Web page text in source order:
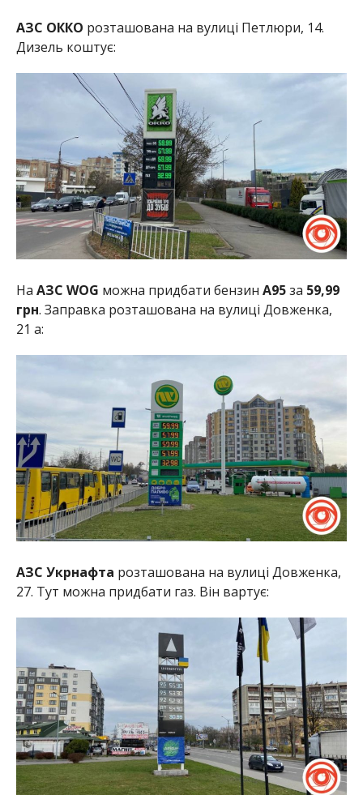
АЗС ОККО розташована на вулиці Петлюри, 14.
Дизель коштує:
На АЗС WOG можна придбати бензин А95за 59,99
грн. Заправка розташована на вулиці Довженка,
21 а:
АЗС Укрнафта розташована на вулиці Довженка,
27. Тут можна придбати газ. Він вартує: